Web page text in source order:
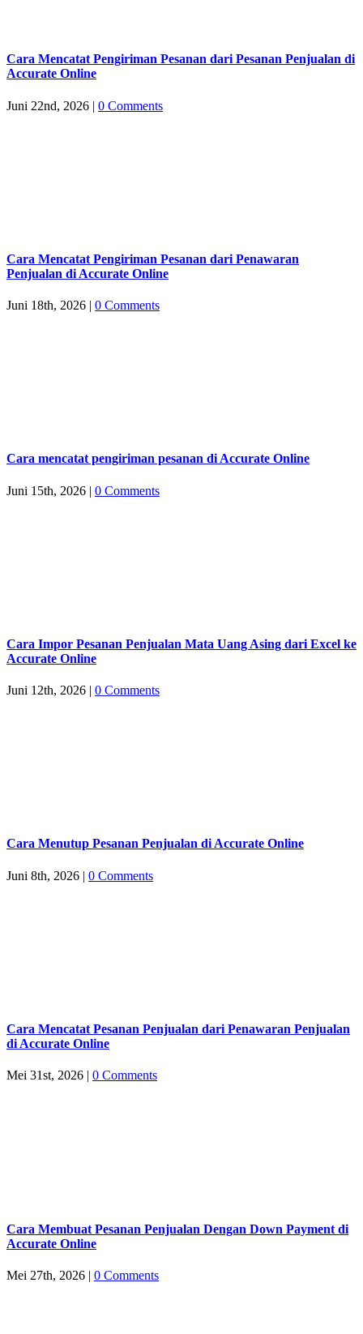
Cara Mencatat Pengiriman Pesanan dari Pesanan Penjualan di
Accurate Online
Juni 22nd, 2026 | 0 Comments
Cara Mencatat Pengiriman Pesanan dari Penawaran
Penjualan di Accurate Online
Juni 18th, 2026 | 0 Comments
Cara mencatat pengiriman pesanan di Accurate Online
Juni 15th, 2026 | 0 Comments
Cara Impor Pesanan Penjualan Mata Uang Asing dari Excel ke
Accurate Online
Juni 12th, 2026 | 0 Comments
Cara Menutup Pesanan Penjualan di Accurate Online
Juni 8th, 2026 | 0 Comments
Cara Mencatat Pesanan Penjualan dari Penawaran Penjualan
di Accurate Online
Mei 31st, 2026 | 0 Comments
Cara Membuat Pesanan Penjualan Dengan Down Payment di
Accurate Online
Mei 27th, 2026 | 0 Comments